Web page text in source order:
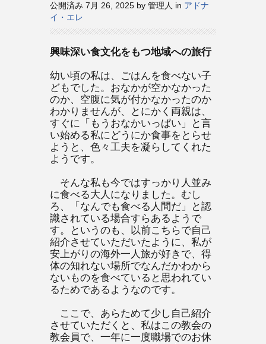
公開済み 7月 26, 2025 by 管理人 in アドナ
イ・エレ
興味深い食文化をもつ地域への旅行
幼い頃の私は、ごはんを食べない子
どもでした。おなかが空かなかった
のか、空腹に気が付かなかったのか
わかりませんが、とにかく両親は、
すぐに「もうおなかいっぱい」と言
い始める私にどうにか食事をとらせ
ようと、色々工夫を凝らしてくれた
ようです。
そんな私も今ではすっかり人並み
に食べる大人になりました。むし
ろ、「なんでも食べる人間だ」と認
識されている場合すらあるようで
す。というのも、以前こちらで自己
紹介させていただいたように、私が
安上がりの海外一人旅が好きで、得
体の知れない場所でなんだかわから
ないものを食べていると思われてい
るためであるようなのです。
ここで、あらためて少し自己紹介
させていただくと、私はこの教会の
教会員で、一年に一度職場でのお休